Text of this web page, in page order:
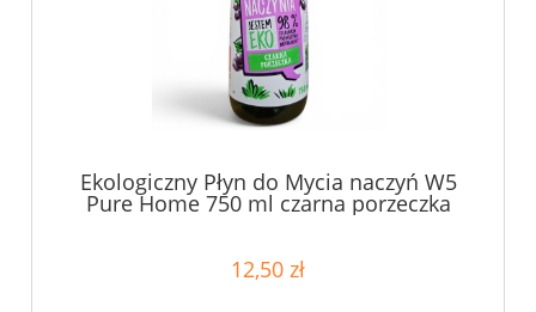
Ekologiczny Płyn do Mycia naczyń W5
Pure Home 750 ml czarna porzeczka
12,50 zł